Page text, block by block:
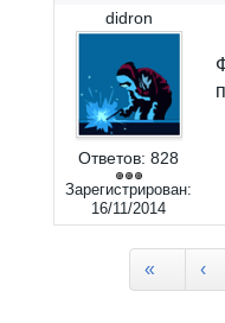
didron
Ответов: 828
Зарегистрирован:
16/11/2014
Страницы
« ‹